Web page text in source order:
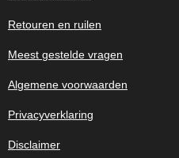
Retouren en ruilen
Meest gestelde vragen
Algemene voorwaarden
Privacyverklaring
Disclaimer